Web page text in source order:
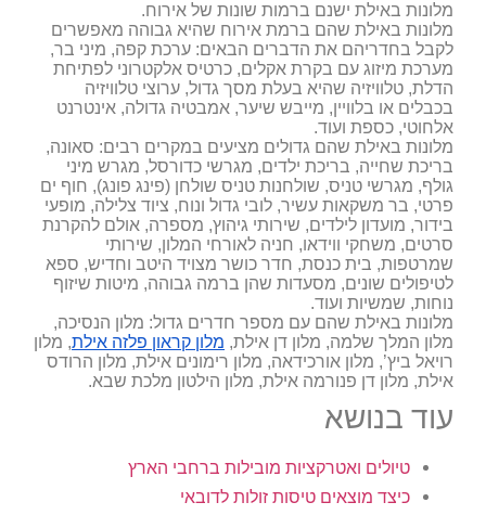
מלונות באילת ישנם ברמות שונות של אירוח.
מלונות באילת שהם ברמת אירוח שהיא גבוהה מאפשרים
לקבל בחדריהם את הדברים הבאים: ערכת קפה, מיני בר,
מערכת מיזוג עם בקרת אקלים, כרטיס אלקטרוני לפתיחת
הדלת, טלוויזיה שהיא בעלת מסך גדול, ערוצי טלוויזיה
בכבלים או בלוויין, מייבש שיער, אמבטיה גדולה, אינטרנט
אלחוטי, כספת ועוד.
מלונות באילת שהם גדולים מציעים במקרים רבים: סאונה,
בריכת שחייה, בריכת ילדים, מגרשי כדורסל, מגרש מיני
גולף, מגרשי טניס, שולחנות טניס שולחן (פינג פונג), חוף ים
פרטי, בר משקאות עשיר, לובי גדול ונוח, ציוד צלילה, מופעי
בידור, מועדון לילדים, שירותי גיהוץ, מספרה, אולם להקרנת
סרטים, משחקי ווידאו, חניה לאורחי המלון, שירותי
שמרטפות, בית כנסת, חדר כושר מצויד היטב וחדיש, ספא
לטיפולים שונים, מסעדות שהן ברמה גבוהה, מיטות שיזוף
נוחות, שמשיות ועוד.
מלונות באילת שהם עם מספר חדרים גדול: מלון הנסיכה,
מלון המלך שלמה, מלון דן אילת, מלון קראון פלזה אילת, מלון
רויאל ביץ’, מלון אורכידאה, מלון רימונים אילת, מלון הרודס
אילת, מלון דן פנורמה אילת, מלון הילטון מלכת שבא.
עוד בנושא
טיולים ואטרקציות מובילות ברחבי הארץ
כיצד מוצאים טיסות זולות לדובאי